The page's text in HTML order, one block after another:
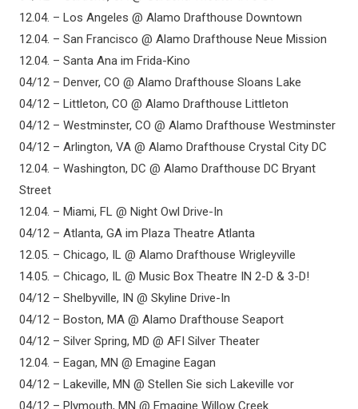
12.04. – Los Angeles @ Alamo Drafthouse Downtown
12.04. – San Francisco @ Alamo Drafthouse Neue Mission
12.04. – Santa Ana im Frida-Kino
04/12 – Denver, CO @ Alamo Drafthouse Sloans Lake
04/12 – Littleton, CO @ Alamo Drafthouse Littleton
04/12 – Westminster, CO @ Alamo Drafthouse Westminster
04/12 – Arlington, VA @ Alamo Drafthouse Crystal City DC
12.04. – Washington, DC @ Alamo Drafthouse DC Bryant
Street
12.04. – Miami, FL @ Night Owl Drive-In
04/12 – Atlanta, GA im Plaza Theatre Atlanta
12.05. – Chicago, IL @ Alamo Drafthouse Wrigleyville
14.05. – Chicago, IL @ Music Box Theatre IN 2-D & 3-D!
04/12 – Shelbyville, IN @ Skyline Drive-In
04/12 – Boston, MA @ Alamo Drafthouse Seaport
04/12 – Silver Spring, MD @ AFI Silver Theater
12.04. – Eagan, MN @ Emagine Eagan
04/12 – Lakeville, MN @ Stellen Sie sich Lakeville vor
04/12 – Plymouth, MN @ Emagine Willow Creek